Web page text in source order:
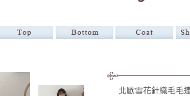
北歐雪花針織毛毛